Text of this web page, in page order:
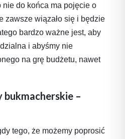
do końca ma pojęcie o
zawsze wiązało się i będzie
bardzo ważne jest, aby
i abyśmy nie
na grę budżetu, nawet
–
tego, że możemy poprosić